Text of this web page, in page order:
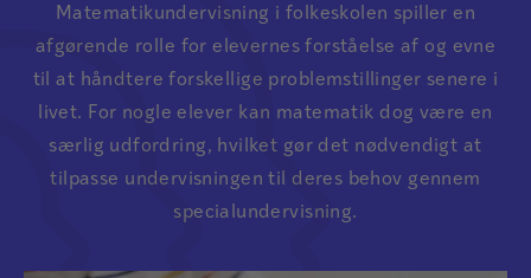
Matematikundervisning i folkeskolen spiller en
afgørende rolle for elevernes forståelse af og evne
til at håndtere forskellige problemstillinger senere i
livet. For nogle elever kan matematik dog være en
særlig udfordring, hvilket gør det nødvendigt at
tilpasse undervisningen til deres behov gennem
specialundervisning.